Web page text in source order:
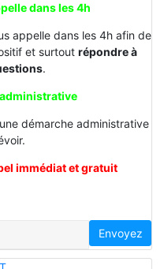
dans les 4h
appelle dans les 4h afin de
et surtout répondre à
.
démarche administrative
immédiat et gratuit
Envoyez